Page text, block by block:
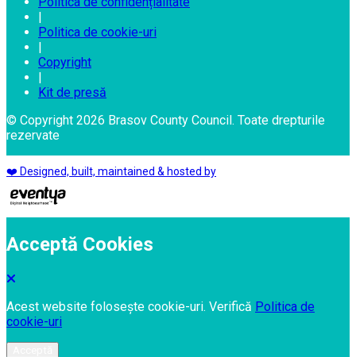
|
Politica de cookie-uri
|
Copyright
|
Kit de presă
© Copyright 2026 Brasov County Council. Toate drepturile
rezervate
❤️ Designed, built, maintained & hosted by
Acceptă Cookies
Acest website folosește cookie-uri. Verifică Politica de
cookie-uri